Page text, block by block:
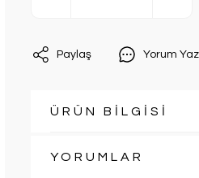
Paylaş Yorum Yaz
ÜRÜN BİLGİSİ
YORUMLAR